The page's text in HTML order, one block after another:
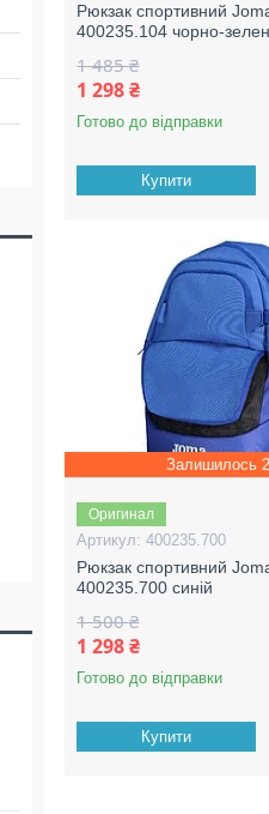
Рюкзак спортивний
400235.104 чорно-
1 485 ₴
1 298 ₴
Готово до відправки
Купити
Залишилось
Оригинал
400235.700
Рюкзак спортивний
400235.700 синій
1 500 ₴
1 298 ₴
Готово до відправки
Купити